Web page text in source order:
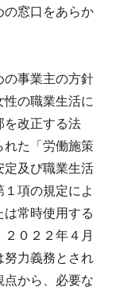
の窓口をあらか
事業主の方針
性の職業生活に
を改正する法
れた「労働施策
定及び職業生活
項の規定によ
は常時使用する
０２２年４月
努力義務とされ
点から、必要な